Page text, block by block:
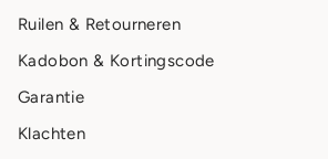
Ruilen & Retourneren
Kadobon & Kortingscode
Garantie
Klachten